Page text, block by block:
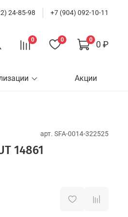
24-85-98 +7 (904) 092-10-11
0 0 0 0 ₽
Акции
арт. SFA-0014-322525
14861